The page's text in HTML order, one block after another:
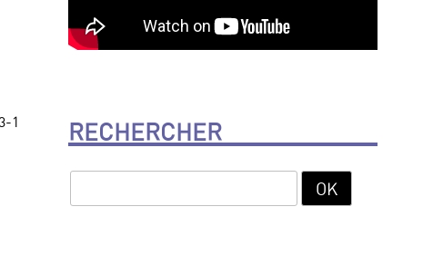
1
RECHERCHER